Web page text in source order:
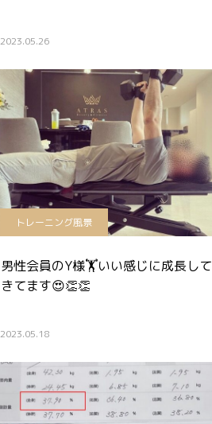
2023.05.26
トレーニング風景
男性会員のY様🏋️いい感じに成長して
きてます😍👏👏
2023.05.18